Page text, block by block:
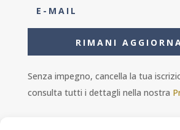
RIMANI
Senza impegno, cancella la tua
consulta tutti i dettagli nella nostra